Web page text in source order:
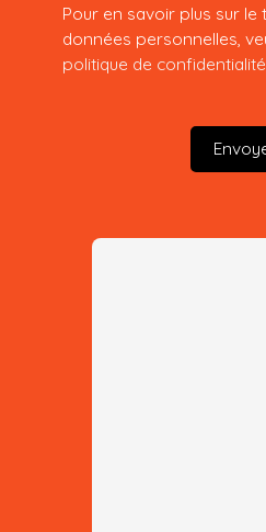
Pour en savoir plus sur
données personnelles,
politique de confidentialité